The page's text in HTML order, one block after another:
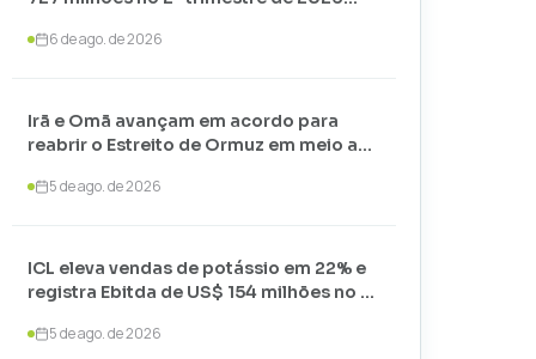
6 de ago. de 2026
Irã e Omã avançam em acordo para
reabrir o Estreito de Ormuz em meio a
5 de ago. de 2026
ICL eleva vendas de potássio em 22% e
registra Ebitda de US$ 154 milhões no 2º
5 de ago. de 2026